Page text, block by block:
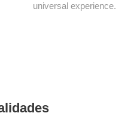
universal experience.